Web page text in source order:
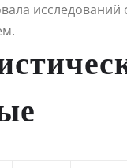
исследований